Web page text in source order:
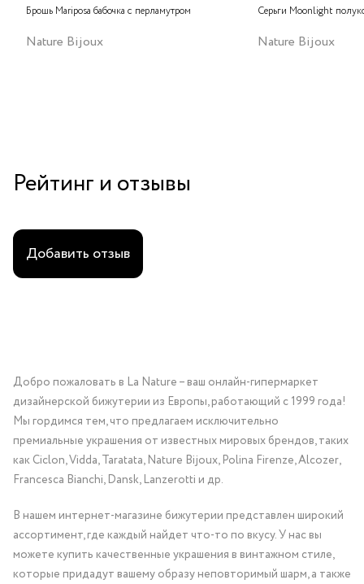
Брошь Mariposa бабочка с перламутром
Nature Bijoux
Серьги Moonlight
Nature Bijoux
Рейтинг и отзывы
Добавить отзыв
Добро пожаловать в La Nature – ваш онлайн-гипермаркет
дизайнерской бижутерии из Европы, работающий с 1999 года!
Мы гордимся тем, что предлагаем исключительно
премиальные украшения от известных мировых брендов, таких
как Ciclon, Vidda, Taratata, Nature Bijoux, Polina Firenze, Alcozer,
Francesca Bianchi, Dansk, Lanzerotti и др.
В нашем интернет-магазине бижутерии представлен широкий
ассортимент, где каждый найдет что-то по вкусу. У нас вы
можете купить качественные украшения в винтажном стиле,
которые придадут вашему образу неповторимый шарм, а также